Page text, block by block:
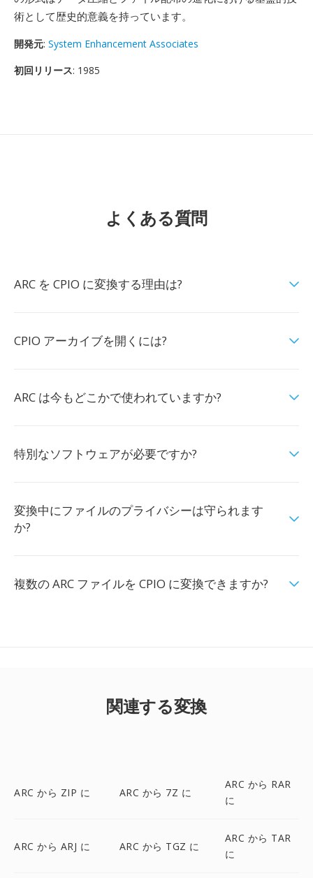
術として歴史的意義を持っています。
開発元: System Enhancement Associates
初回リリース: 1985
よくある質問
ARC を CPIO に変換する理由は?
CPIO アーカイブを開くには?
ARC は今もどこかで使われていますか?
特別なソフトウェアが必要ですか?
変換中にファイルのプライバシーは守られます
か?
複数の ARC ファイルを CPIO に変換できますか?
関連する変換
ARC から ZIP に ARC から 7Z に
ARC から RAR
に
ARC から ARJ に ARC から TGZ に
ARC から TAR
に